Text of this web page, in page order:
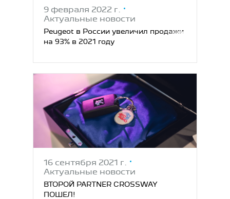
9 февраля 2022 г.
Актуальные новости
Peugeot в России увеличил продажи
на 93% в 2021 году
16 сентября 2021 г.
Актуальные новости
ВТОРОЙ PARTNER CROSSWAY
ПОШЕЛ!